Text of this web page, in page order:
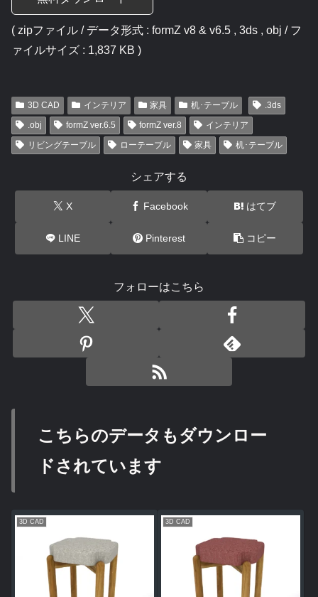
( zipファイル / データ形式 : formZ v8 & v6.5 , 3ds , obj / フ
ァイルサイズ : 1,837 KB )
3D CAD インテリア 家具 机･テーブル
.3ds
.obj
formZ ver.6.5 formZ ver.8
インテリア
リビングテーブル
ローテーブル 家具 机･テーブル
シェアする
X Facebook はてブ
LINE Pinterest コピー
フォローはこちら
こちらのデータもダウンロー
ドされています
3D CAD 3D CAD